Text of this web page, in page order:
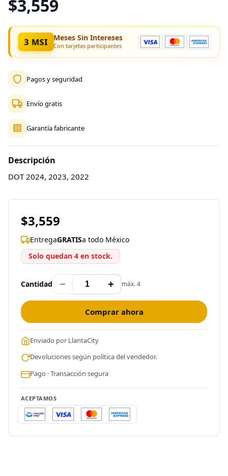
$3,559
3 MSI Meses Sin Intereses
Con tarjetas participantes
Pagos y seguridad
Envío gratis
Garantía fabricante
Descripción
DOT 2024, 2023, 2022
$3,559
EntregaGRATISa todo México
Solo quedan 4 en stock.
Cantidad − + máx. 4
Comprar ahora
Enviado por LlantaCity
Devoluciones según política del vendedor.
Pago · Transacción segura
ACEPTAMOS